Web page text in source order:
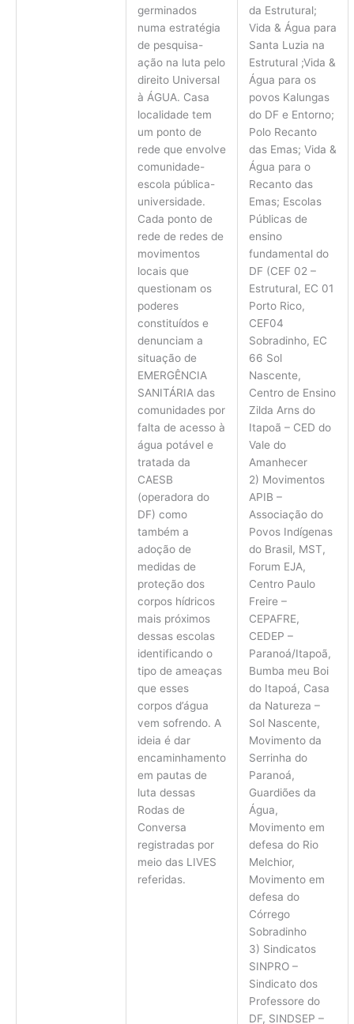
germinados
numa estratégia
de pesquisa-
ação na luta pelo
direito Universal
à ÁGUA. Casa
localidade tem
um ponto de
rede que envolve
comunidade-
escola pública-
universidade.
Cada ponto de
rede de redes de
movimentos
locais que
questionam os
poderes
constituídos e
denunciam a
situação de
EMERGÊNCIA
SANITÁRIA das
comunidades por
falta de acesso à
água potável e
tratada da
CAESB
(operadora do
DF) como
também a
adoção de
medidas de
proteção dos
corpos hídricos
mais próximos
dessas escolas
identificando o
tipo de ameaças
que esses
corpos d’água
vem sofrendo. A
ideia é dar
encaminhamento
em pautas de
luta dessas
Rodas de
Conversa
registradas por
meio das LIVES
referidas.
da Estrutural;
Vida & Água para
Santa Luzia na
Estrutural ;Vida &
Água para os
povos Kalungas
do DF e Entorno;
Polo Recanto
das Emas; Vida &
Água para o
Recanto das
Emas; Escolas
Públicas de
ensino
fundamental do
DF (CEF 02 –
Estrutural, EC 01
Porto Rico,
CEF04
Sobradinho, EC
66 Sol
Nascente,
Centro de Ensino
Zilda Arns do
Itapoã – CED do
Vale do
Amanhecer
2) Movimentos
APIB –
Associação do
Povos Indígenas
do Brasil, MST,
Forum EJA,
Centro Paulo
Freire –
CEPAFRE,
CEDEP –
Paranoá/Itapoã,
Bumba meu Boi
do Itapoá, Casa
da Natureza –
Sol Nascente,
Movimento da
Serrinha do
Paranoá,
Guardiões da
Água,
Movimento em
defesa do Rio
Melchior,
Movimento em
defesa do
Córrego
Sobradinho
3) Sindicatos
SINPRO –
Sindicato dos
Professore do
DF, SINDSEP –